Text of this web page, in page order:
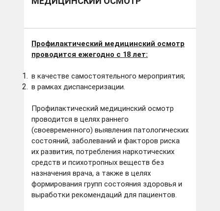
Профилактический медицинский осмотр
проводится ежегодно с 18 лет:
в качестве самостоятельного мероприятия;
в рамках диспансеризации.
Профилактический медицинский осмотр
проводится в целях раннего
(своевременного) выявления патологических
состояний, заболеваний и факторов риска
их развития, потребления наркотических
средств и психотропных веществ без
назначения врача, а также в целях
формирования групп состояния здоровья и
выработки рекомендаций для пациентов.